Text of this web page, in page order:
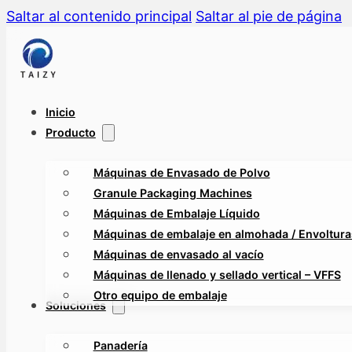
Saltar al contenido principal Saltar al pie de página
Inicio
Producto
Máquinas de Envasado de Polvo
Granule Packaging Machines
Máquinas de Embalaje Líquido
Máquinas de embalaje en almohada /
Máquinas de envasado al vacío
Máquinas de llenado y sellado vertical – VFFS
Otro equipo de embalaje
Soluciones
Panadería